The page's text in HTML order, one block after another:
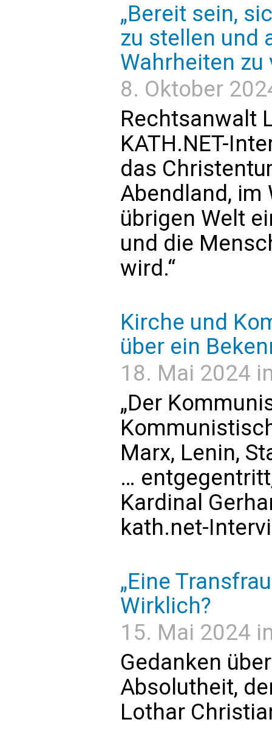
„Bereit sein,
zu stellen und
Wahrheiten zu
8. Oktober
Rechtsanwalt
KATH.NET-
das
Abendland, im
übrigen Welt
und die
wird.“
Kirche und
über ein
18. Mai 2024
„Der
Marx, Lenin,
…
Kardinal
kath.net-
„Eine
Wirklich?
15. Mai 2024
Gedanken
Absolutheit,
Lothar